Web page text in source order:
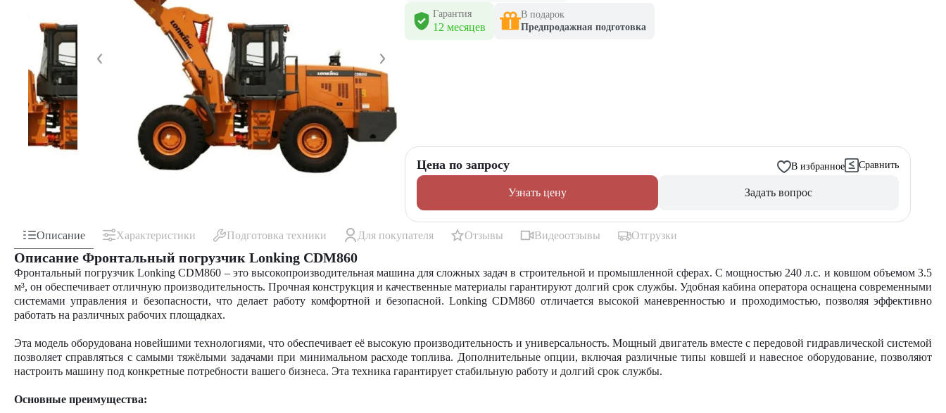
Гарантия
12 месяцев
В подарок
Предпродажная подготовка
Цена по запросу В избранное Сравнить
Узнать цену Задать вопрос
Описание Характеристики Подготовка техники Для покупателя Отзывы Видеоотзывы Отгрузки
Описание Фронтальный погрузчик Lonking CDM860
Фронтальный погрузчик Lonking CDM860 – это высокопроизводительная машина для сложных задач в строительной и промышленной сферах. С мощностью 240 л.с. и ковшом объемом 3.5
м³, он обеспечивает отличную производительность. Прочная конструкция и качественные материалы гарантируют долгий срок службы. Удобная кабина оператора оснащена современными
системами управления и безопасности, что делает работу комфортной и безопасной. Lonking CDM860 отличается высокой маневренностью и проходимостью, позволяя эффективно
работать на различных рабочих площадках.
Эта модель оборудована новейшими технологиями, что обеспечивает её высокую производительность и универсальность. Мощный двигатель вместе с передовой гидравлической системой
позволяет справляться с самыми тяжёлыми задачами при минимальном расходе топлива. Дополнительные опции, включая различные типы ковшей и навесное оборудование, позволяют
настроить машину под конкретные потребности вашего бизнеса. Эта техника гарантирует стабильную работу и долгий срок службы.
Основные преимущества: